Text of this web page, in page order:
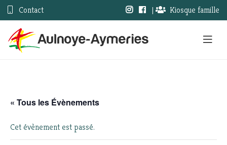
Contact | Kiosque famille
« Tous les Évènements
Cet évènement est passé.